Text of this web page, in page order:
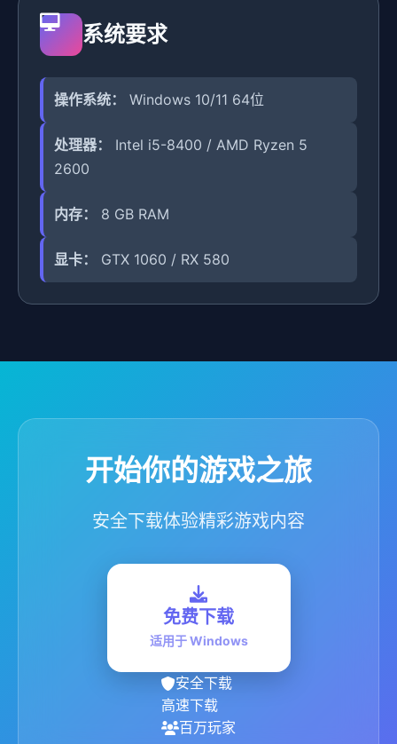
系统要求
操作系统： Windows 10/11 64位
处理器：
Intel i5-8400 / AMD Ryzen 5
2600
内存： 8 GB RAM
显卡： GTX 1060 / RX 580
开始你的游戏之旅
安全下载体验精彩游戏内容
免费下载
适用于 Windows
安全下载
高速下载
百万玩家